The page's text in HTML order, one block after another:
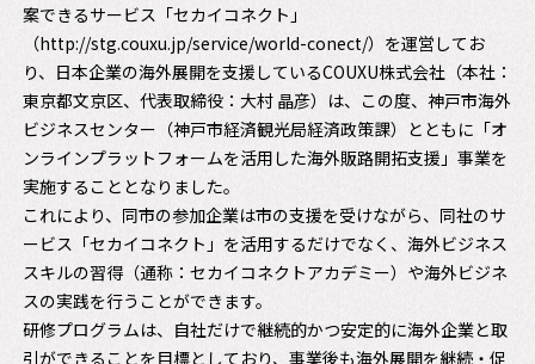
案できるサービス「セカイコネクト」
（http://stg.couxu.jp/service/world-conect/）を運営してお
り、日本企業の海外展開を支援しているCOUXU株式会社（本社：
東京都文京区、代表取締役：大村 晶彦）は、この度、神戸市海外
ビジネスセンター（神戸市経済観光局経済政策課）とともに「オ
ンラインプラットフォームを活用した海外販路開拓支援」事業を
実施することとなりました。
これにより、同市の参加企業は市の支援を受けながら、同社のサ
ービス「セカイコネクト」を活用するだけでなく、海外ビジネス
スキルの習得（通称：セカイコネクトアカデミー）や海外ビジネ
スの実践を行うことができます。
研修プログラムは、自社だけで継続的かつ安定的に海外企業と取
引ができることを目標としており、事業後も海外展開を継続・促